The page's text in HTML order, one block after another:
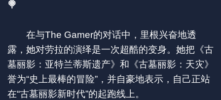
🍭
在与The Gamer的对话中，里根兴奋地透
露，她对劳拉的演绎是一次超酷的变身。她把《古
墓丽影：亚特兰蒂斯遗产》和《古墓丽影：天灾》
誉为“史上最棒的冒险”，并自豪地表示，自己正站
在“古墓丽影新时代”的起跑线上。